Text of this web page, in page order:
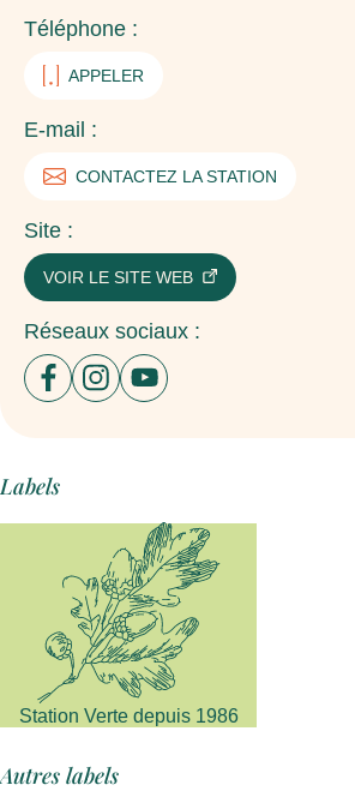
Téléphone :
APPELER
E-mail :
CONTACTEZ LA STATION
Site :
VOIR LE SITE WEB
Réseaux sociaux :
Ouvrir un nouvel onglet sur le
Ouvrir un nouvel onglet
Ouvrir un nouvel
Labels
Station Verte depuis 1986
Autres labels